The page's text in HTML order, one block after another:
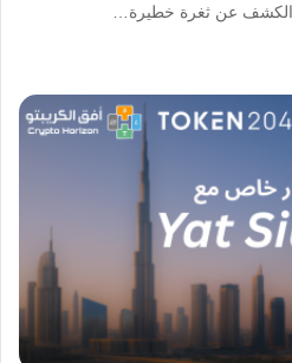
الكشف عن ثغرة خطيرة…